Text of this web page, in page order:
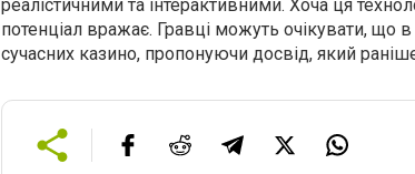
реалістичними та інтерактивними. Хоча ця
потенціал вражає. Гравці можуть очікувати, що
сучасних казино, пропонуючи досвід, який